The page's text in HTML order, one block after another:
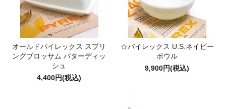
オールドパイレックス スプリ
ングブロッサム バターディッ
シュ
4,400円(税込)
☆パイレックス U.S.ネイビー
ボウル
9,900円(税込)